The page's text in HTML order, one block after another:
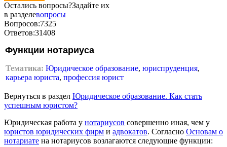
Остались вопросы?Задайте их
в разделевопросы
Вопросов:7325
Ответов:31408
Функции нотариуса
Тематика: Юридическое образование, юриспруденция,
карьера юриста, профессия юрист
Вернуться в раздел Юридическое образование. Как стать
успешным юристом?
Юридическая работа у нотариусов совершенно иная, чем у
юристов юридических фирм и адвокатов. Согласно Основам о
нотариате на нотариусов возлагаются следующие функции: